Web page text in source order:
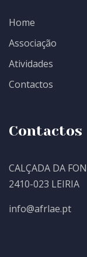
Home
Associação
Atividades
Contactos
Contactos
CALÇADA DA
2410-023 LEIRIA
info@afrlae.pt